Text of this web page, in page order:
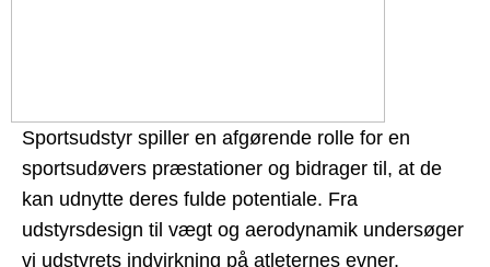
Sportsudstyr spiller en afgørende rolle for en
sportsudøvers præstationer og bidrager til, at de
kan udnytte deres fulde potentiale. Fra
udstyrsdesign til vægt og aerodynamik undersøger
vi udstyrets indvirkning på atleternes evner.